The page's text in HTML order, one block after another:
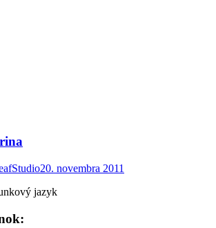
20. novembra 2011
jazyk